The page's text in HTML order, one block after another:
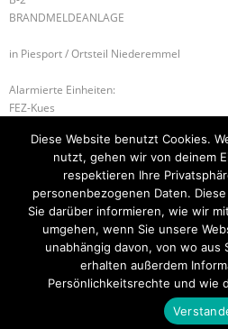
BRANDMELDEANLAGE
in Piesport / Ortsteil Niederemmel
Alarmierte Einheiten:
FEZ-Kues
FF-Piesport-Gruppe
B-2 BRANDMELDEANLAGE
Startseite Einsätze Mitglied
Kontakt
Think Up Themes Ltd.
Diese Website benutzt Cookies.
nutzt, gehen wir von deinem
respektieren Ihre
personenbezogenen Daten.
Sie darüber informieren, wie wir
umgehen, wenn Sie unsere
unabhängig davon, von wo aus
erhalten außerdem
Persönlichkeitsrechte und wie